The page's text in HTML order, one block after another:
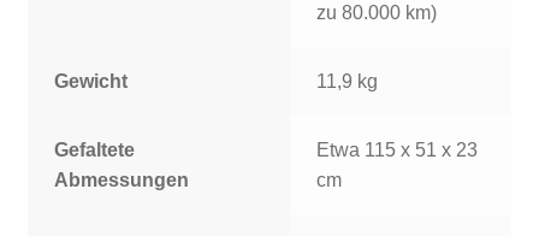
zu 80.000 km)
Gewicht 11,9 kg
Gefaltete
Abmessungen
Etwa 115 x 51 x 23
cm